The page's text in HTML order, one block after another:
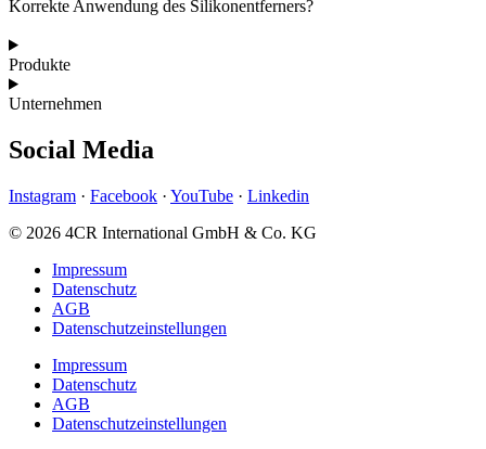
Korrekte Anwendung des Silikonentferners?
Produkte
Unternehmen
Social Media
Instagram · Facebook · YouTube · Linkedin
© 2026 4CR International GmbH & Co. KG
Impressum
Datenschutz
AGB
Datenschutz­­einstellungen
Impressum
Datenschutz
AGB
Datenschutz­­einstellungen